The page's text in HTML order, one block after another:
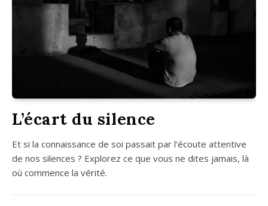
L’écart du silence
Et si la connais­sance de soi pas­sait par l’é­coute atten­tive
de nos silences ? Explo­rez ce que vous ne dites jamais, là
où com­mence la véri­té.